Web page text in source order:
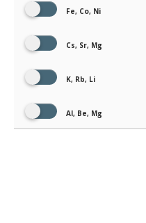
Fe, Co, Ni
Cs, Sr, Mg
K, Rb, Li
Al, Be, Mg